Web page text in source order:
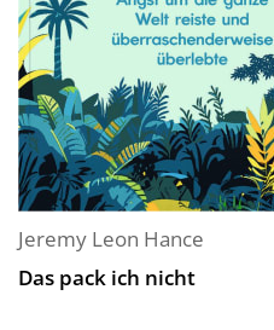
Jeremy Leon Hance
Das pack ich nicht